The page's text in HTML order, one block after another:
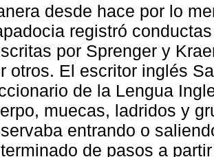
desde hace por lo
registró
por Sprenger y
otros. El escritor inglés
de la Lengua
muecas, ladridos y
entrando o
de pasos a